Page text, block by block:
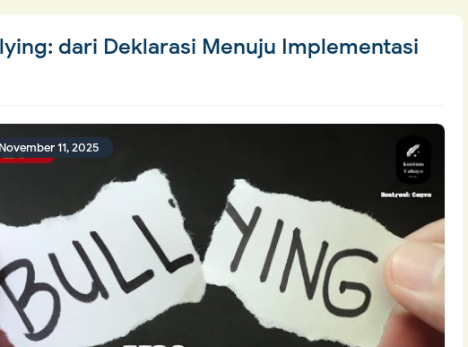
dari Deklarasi Menuju Implementasi
11, 2025